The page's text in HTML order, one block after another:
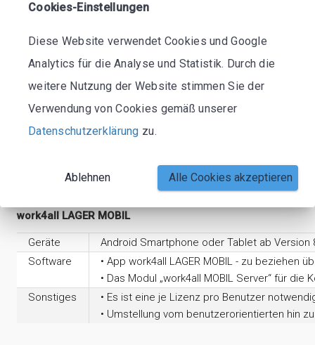
Datenbanksystem
• Aktivieren Sie das
Zusatzmodul Exchange Konnektor
Exchange Server
Version
Ab Microsoft® Exchange
Einschränkungen
Es muss möglich sein, die
work4all LAGER MOBIL
Geräte
Android Smartphone oder Tablet ab
Software
• App work4all LAGER MOBIL - zu beziehen
• Das Modul „work4all MOBIL Server“ für
Sonstiges
• Es ist eine je Lizenz pro Benutzer
• Umstellung vom benutzerorientierten hin
Cookies-Einstellungen
Diese Website verwendet Cookies und Google
Analytics für die Analyse und Statistik. Durch die
weitere Nutzung der Website stimmen Sie der
Verwendung von Cookies gemäß unserer
Datenschutzerklärung zu.
Ablehnen Alle Cookies akzeptieren